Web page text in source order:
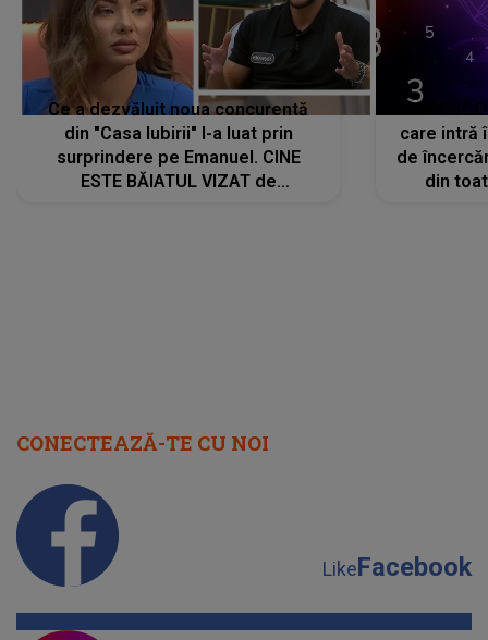
Ce a dezvăluit noua concurentă
din "Casa Iubirii" l-a luat prin
surprindere pe Emanuel. CINE
ESTE BĂIATUL VIZAT de
care intră
de
din
CONECTEAZĂ-TE CU NOI
LikeFacebook